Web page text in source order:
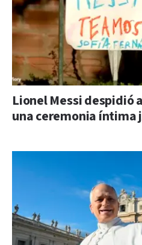
Lionel Messi despidió
una ceremonia íntima